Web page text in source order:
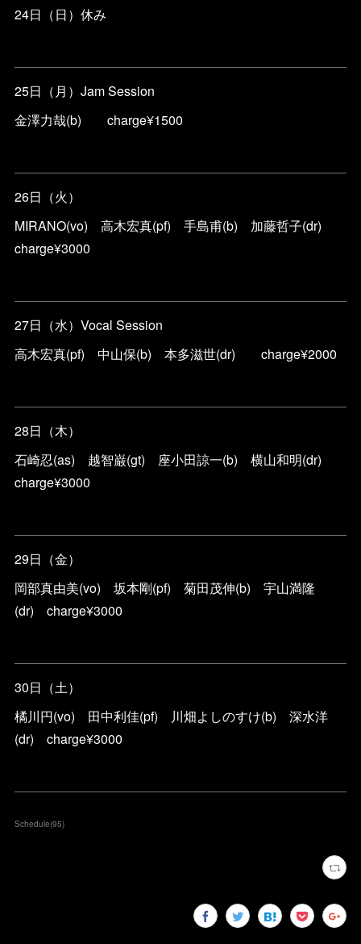
24日（日）休み
25日（月）Jam Session
金澤力哉(b) charge¥1500
26日（火）
MIRANO(vo) 高木宏真(pf) 手島甫(b) 加藤哲子(dr)
charge¥3000
27日（水）Vocal Session
高木宏真(pf) 中山保(b) 本多滋世(dr) charge¥2000
28日（木）
石崎忍(as) 越智巌(gt) 座小田諒一(b) 横山和明(dr)
charge¥3000
29日（金）
岡部真由美(vo) 坂本剛(pf) 菊田茂伸(b) 宇山満隆
(dr) charge¥3000
30日（土）
橘川円(vo) 田中利佳(pf) 川畑よしのすけ(b) 深水洋
(dr) charge¥3000
Schedule(95)